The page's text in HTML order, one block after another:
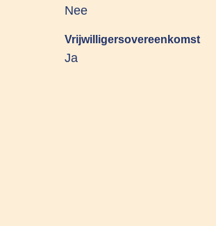
Nee
Vrijwilligersovereenkomst
Ja